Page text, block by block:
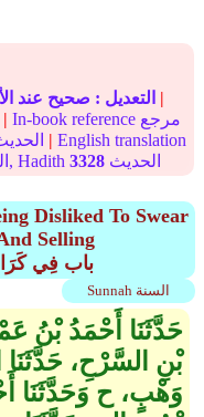
التعديل : صحيح عند
|
| In-book reference مرجع
| English translation
الكتاب, Hadith 3328 الحديث
Disliked To Swear
Selling
(6) باب فِي
Sunnah السنة
حَدَّثَنَا أَحْمَدُ بْنُ
بْنِ السَّرْحِ، حَدَّثَنَا
وَهْبٍ، ح وَحَدَّثَنَا